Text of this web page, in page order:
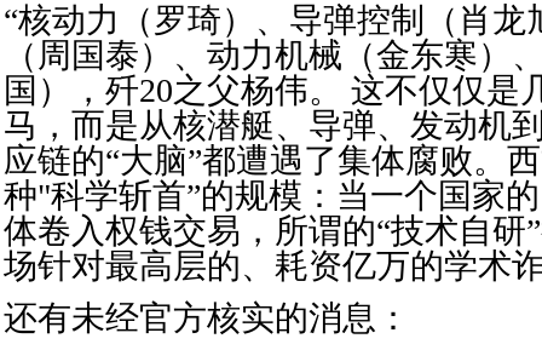
“核动力（罗琦）、导弹控制（肖龙
（周国泰）、动力机械（金东寒）
国），歼20之父杨伟。 这不仅仅是
马，而是从核潜艇、导弹、发动机
应链的“大脑”都遭遇了集体腐败。
种"科学斩首”的规模：当一个国家
体卷入权钱交易，所谓的“技术自研
场针对最高层的、耗资亿万的学术
还有未经官方核实的消息：